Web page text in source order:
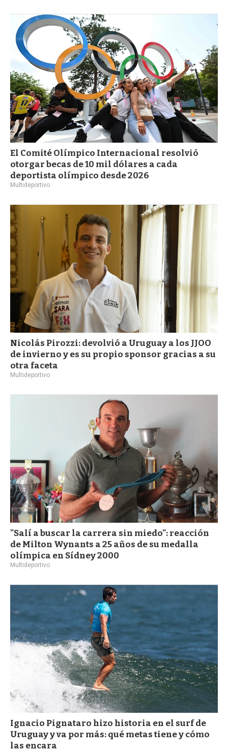
El Comité Olímpico Internacional resolvió
otorgar becas de 10 mil dólares a cada
deportista olímpico desde 2026
Multideportivo
Nicolás Pirozzi: devolvió a Uruguay a los JJOO
de invierno y es su propio sponsor gracias a su
otra faceta
Multideportivo
"Salí a buscar la carrera sin miedo": reacción
de Milton Wynants a 25 años de su medalla
olímpica en Sídney 2000
Multideportivo
Ignacio Pignataro hizo historia en el surf de
Uruguay y va por más: qué metas tiene y cómo
las encara